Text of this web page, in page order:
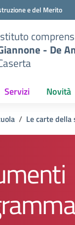
e del Merito
- De
Servizi Novità
Le carte della